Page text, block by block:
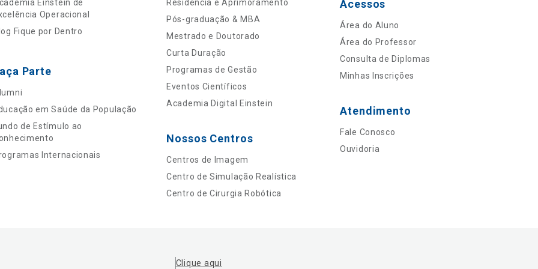
Einstein de
Operacional
Fique por Dentro
Parte
em Saúde da População
de Estímulo ao
Internacionais
Residência e Aprimoramento
Pós-graduação & MBA
Mestrado e Doutorado
Curta Duração
Programas de Gestão
Eventos Científicos
Academia Digital Einstein
Nossos Centros
Centros de Imagem
Centro de Simulação Realística
Centro de Cirurgia Robótica
Acessos
Área do Aluno
Área do Professor
Consulta de Diplomas
Minhas Inscrições
Atendimento
Fale Conosco
Ouvidoria
Clique aqui